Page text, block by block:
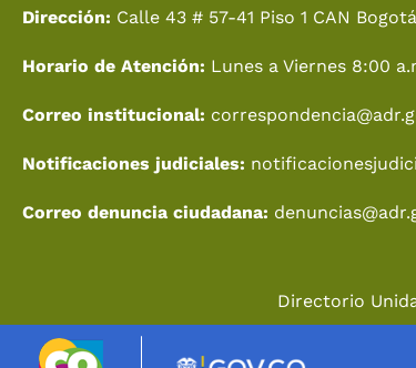
Dirección: Calle 43 # 57-41 Piso 1 CAN
Horario de Atención: Lunes a Viernes 8:00
Correo institucional:
Notificaciones judiciales:
Correo denuncia ciudadana:
Directorio